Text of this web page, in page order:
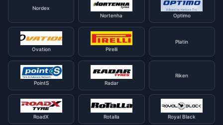
Nordex
Nortenha
Optimo
Ovation Pirelli
Platin
PointS Radar
Riken
RoadX Rotalla Royal Black